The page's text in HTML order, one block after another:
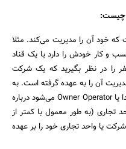
خود آن را مدیریت می‌کند. مثلا
و کار خودش را دارد یا یک قناد
را در نظر بگیرید که یک شرکت
آن را به عهده گرفته است. به
طور کلی وقتی سخن از ثبت شرکت در کانادا یا Owner Operator می‌شود درباره
(به طور معمول با کمتر از
شرکت یا واحد تجاری خود را بر عهده